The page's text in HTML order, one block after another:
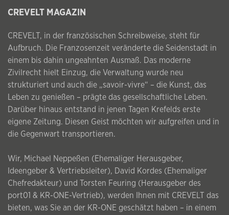
CREVELT MAGAZIN
CREVELT, in der französischen Schreibweise, steht für
Aufbruch. Die Franzosenzeit veränderte die Seidenstadt in
einem bis dahin ungeahnten Ausmaß. Das moderne
Zivilrecht hielt Einzug, die Verwaltung wurde neu
strukturiert und auch die „savoir-vivre“ – die Kunst, das
Leben zu genießen – prägte das gesellschaftliche Leben.
Darüber hinaus entstand in jenen Tagen Krefelds erste
eigene Zeitung. Diesen Geist möchten wir aufgreifen und in
die Gegenwart transportieren.
Wir, Michael Neppeßen (Ehemaliger Herausgeber,
Ideengeber & Vertriebsleiter), David Kordes (Ehemaliger
Chefredakteur) und Torsten Feuring (Herausgeber des
port01 & KR-ONE-Vertrieb), werden Ihnen mit CREVELT das
bieten, was Sie an der KR-ONE geschätzt haben – in einem